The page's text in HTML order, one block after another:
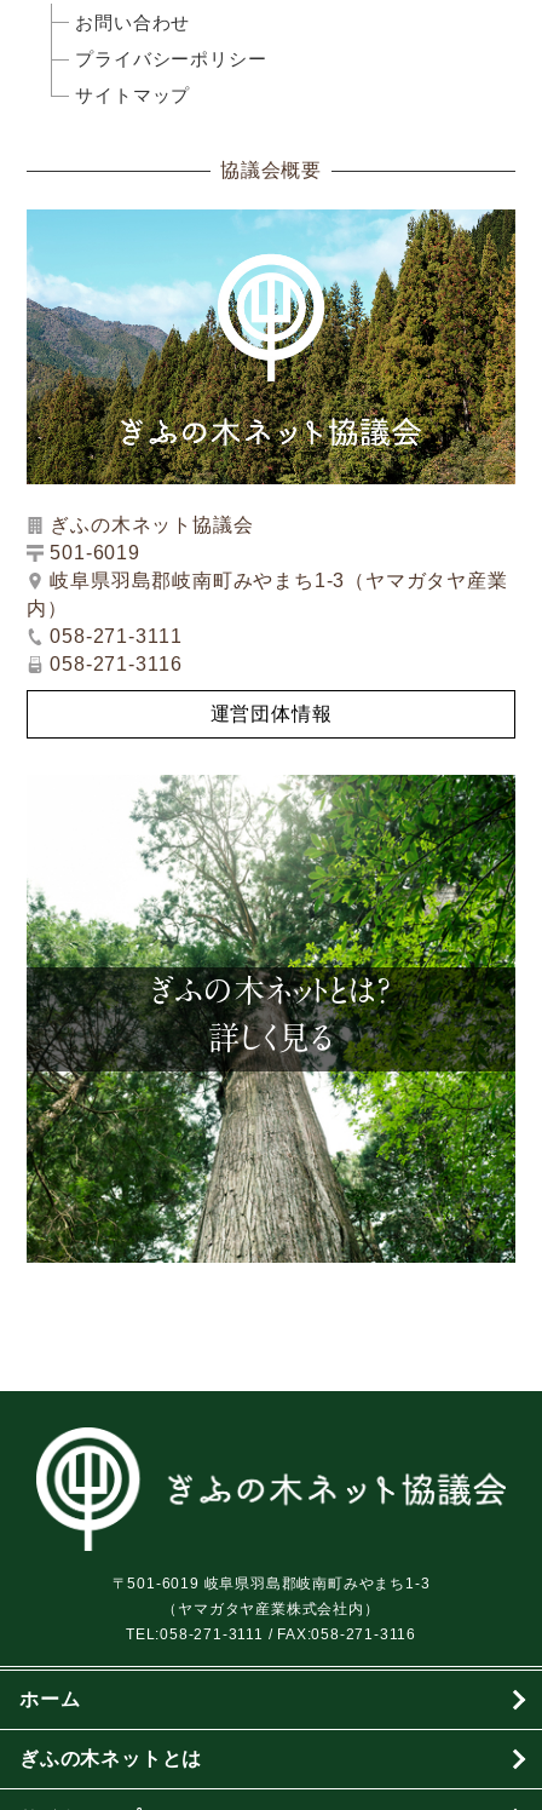
お問い合わせ
プライバシーポリシー
サイトマップ
協議会概要
ぎふの木ネット協議会
501-6019
岐阜県羽島郡岐南町みやまち1-3（ヤマガタヤ産業
内）
058-271-3111
058-271-3116
運営団体情報
〒501-6019 岐阜県羽島郡岐南町みやまち1-3
（ヤマガタヤ産業株式会社内）
TEL:058-271-3111 / FAX:058-271-3116
ホーム
ぎふの木ネットとは